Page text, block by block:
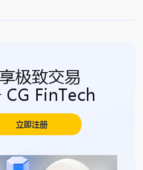
极致交易
CG FinTech
立即注册